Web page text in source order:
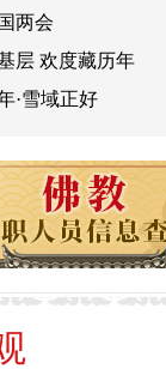
两会
层 欢度藏历年
·雪域正好